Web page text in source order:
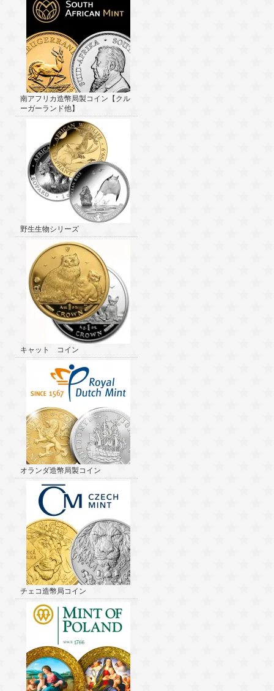
南アフリカ造幣局製コイン【クル
ーガーランド他】
野生生物シリーズ
キャット コイン
オランダ造幣局製コイン
チェコ造幣局コイン